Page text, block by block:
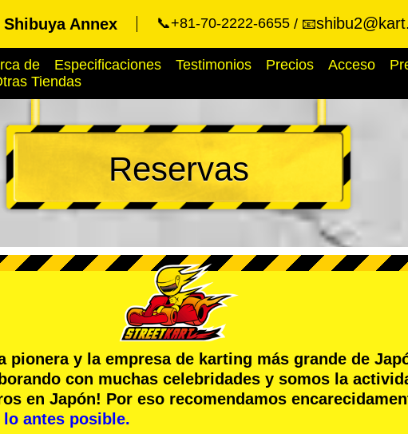
Annex 📞+81-70-2222-6655 📧
de Especificaciones Testimonios Precios Acceso
Tiendas
Reservas
pioneray la empresa de karting más grande de
con muchas celebridades y somos la
en Japón! Por eso recomendamos
lo antes posible.